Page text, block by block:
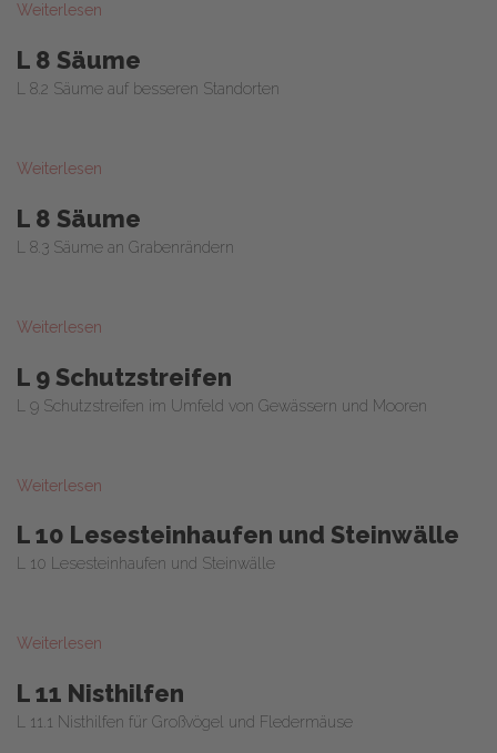
Weiterlesen
L 8 Säume
L 8.2 Säume auf besseren Standorten
Weiterlesen
L 8 Säume
L 8.3 Säume an Grabenrändern
Weiterlesen
L 9 Schutzstreifen
L 9 Schutzstreifen im Umfeld von Gewässern und Mooren
Weiterlesen
L 10 Lesesteinhaufen und Steinwälle
L 10 Lesesteinhaufen und Steinwälle
Weiterlesen
L 11 Nisthilfen
L 11.1 Nisthilfen für Großvögel und Fledermäuse